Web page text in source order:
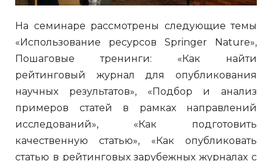
На семинаре рассмотрены следующие темы
«Использование ресурсов Springer Nature»,
Пошаговые тренинги: «Как найти
рейтинговый журнал для опубликования
научных результатов», «Подбор и анализ
примеров статей в рамках направлений
исследований», «Как подготовить
качественную статью», «Как опубликовать
статью в рейтинговых зарубежных журналах с